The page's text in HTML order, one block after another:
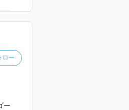
ロー
ー